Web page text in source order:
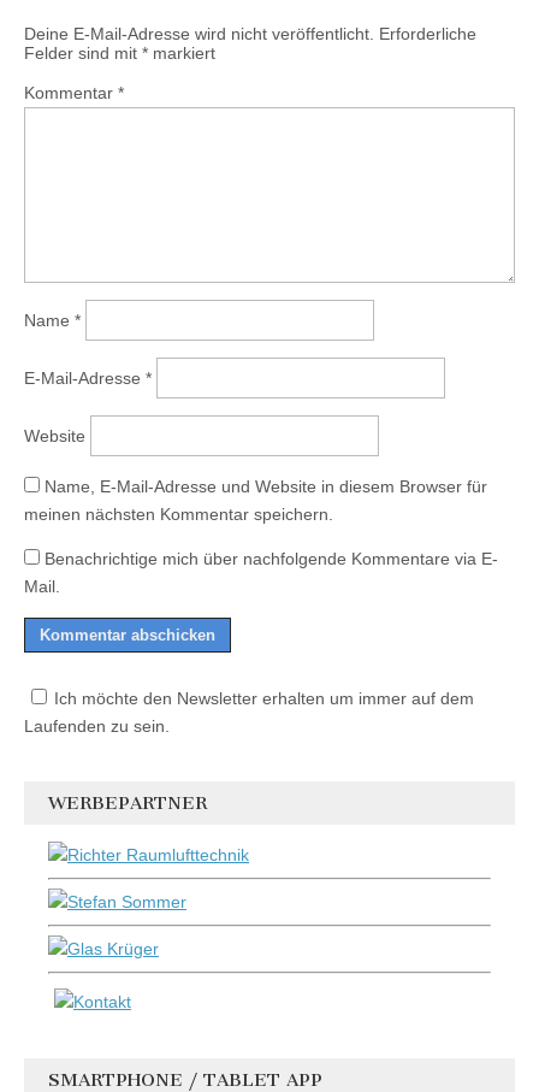
Deine E-Mail-Adresse wird nicht veröffentlicht. Erforderliche
Felder sind mit * markiert
Kommentar *
Name *
E-Mail-Adresse *
Website
Name, E-Mail-Adresse und Website in diesem Browser für
meinen nächsten Kommentar speichern.
Benachrichtige mich über nachfolgende Kommentare via E-
Mail.
Ich möchte den Newsletter erhalten um immer auf dem
Laufenden zu sein.
WERBEPARTNER
SMARTPHONE / TABLET APP